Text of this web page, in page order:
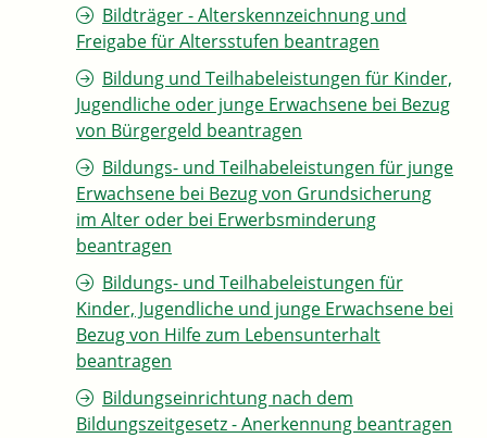
Bildträger - Alterskennzeichnung und
Freigabe für Altersstufen beantragen
Bildung und Teilhabeleistungen für Kinder,
Jugendliche oder junge Erwachsene bei Bezug
von Bürgergeld beantragen
Bildungs- und Teilhabeleistungen für junge
Erwachsene bei Bezug von Grundsicherung
im Alter oder bei Erwerbsminderung
beantragen
Bildungs- und Teilhabeleistungen für
Kinder, Jugendliche und junge Erwachsene bei
Bezug von Hilfe zum Lebensunterhalt
beantragen
Bildungseinrichtung nach dem
Bildungszeitgesetz - Anerkennung beantragen